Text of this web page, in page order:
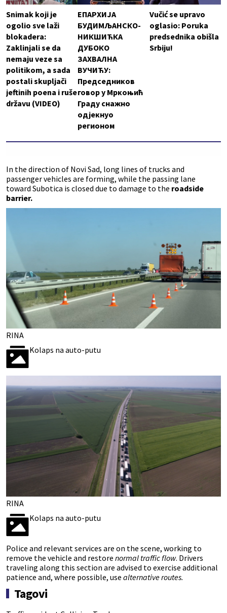
Snimak koji je
ogolio sve laži
blokadera:
Zaklinjali se da
nemaju veze sa
politikom, a sada
postali skupljači
jeftinih poena i ruše
državu (VIDEO)
ЕПАРХИЈА
БУДИМЉАНСКО-
НИКШИЋКА
ДУБОКО
ЗАХВАЛНА
ВУЧИЋУ:
Председников
говор у Мркоњић
Граду снажно
одјекнуо
регионом
Vučić se upravo
oglasio: Poruka
predsednika obišla
Srbiju!
In the direction of Novi Sad, long lines of trucks and
passenger vehicles are forming, while the passing lane
toward Subotica is closed due to damage to the roadside
barrier.
RINA
Kolaps na auto-putu
RINA
Kolaps na auto-putu
Police and relevant services are on the scene, working to
remove the vehicle and restore normal traffic flow. Drivers
traveling along this section are advised to exercise additional
patience and, where possible, use alternative routes.
Tagovi